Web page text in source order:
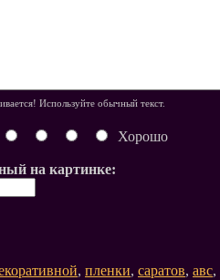
Используйте обычный текст.
Хорошо
на картинке:
, пленки, саратов, авс,